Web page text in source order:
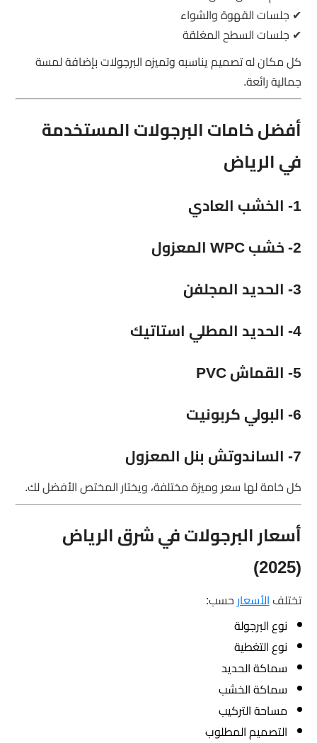
✔ جلسات القهوة والشواء
✔ جلسات السطح المغلقة
كل مكان له تصميم يناسبه وتميزه البرجولات بإضافة لمسة
جمالية رائعة.
أفضل خامات البرجولات المستخدمة
في الرياض
1- الخشب العادي
2- خشب WPC المعزول
3- الحديد المجلفن
4- الحديد المطلي استاتيك
5- القماش PVC
6- البولي كربونيت
7- الساندوتش بنل المعزول
كل خامة لها سعر وميزة مختلفة، ويختار المختص الأفضل لك.
أسعار البرجولات في شرق الرياض
(2025)
تختلفالأسعار حسب:
نوع البرجولة
نوع التغطية
سماكة الحديد
سماكة الخشب
مساحة التركيب
التصميم المطلوب